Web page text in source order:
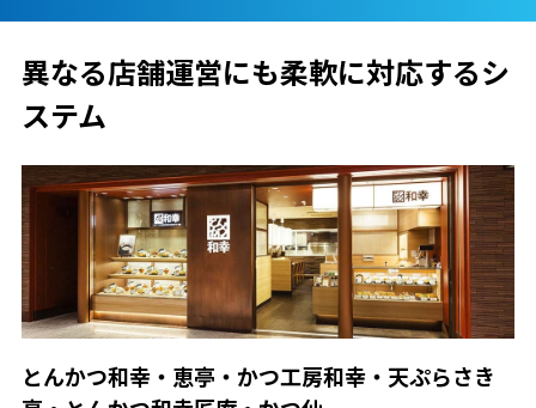
異なる店舗運営にも柔軟に対応するシ
ステム
とんかつ和幸・恵亭・かつ工房和幸・天ぷらさき